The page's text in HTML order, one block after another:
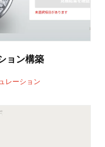
ョン構築
レーション